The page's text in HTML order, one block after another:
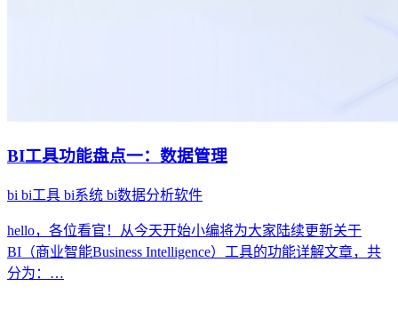
BI工具功能盘点一：数据管理
bi bi工具 bi系统 bi数据分析软件
hello，各位看官！从今天开始小编将为大家陆续更新关于
BI（商业智能Business Intelligence）工具的功能详解文章，共
分为：…